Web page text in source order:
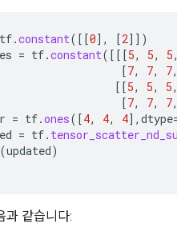
tf.constant( [[0] , [2]] )
= tf.constant( [[[5, 5, 5,
[7, 7, 7,
[[5, 5, 5,
[7, 7, 7,
= tf.ones( [4, 4, 4] , dtype
= tf.
(updated)
과 같습니다: